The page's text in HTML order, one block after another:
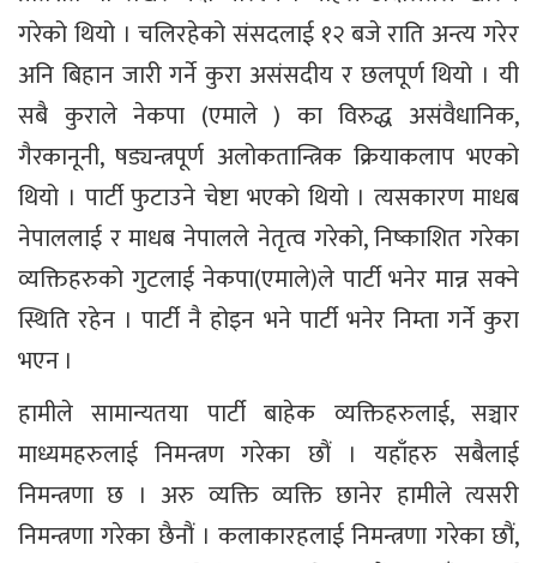
गरेको थियो । चलिरहेको संसदलाई १२ बजे राति अन्त्य गरेर
अनि बिहान जारी गर्ने कुरा असंसदीय र छलपूर्ण थियो । यी
सबै कुराले नेकपा (एमाले ) का विरुद्ध असंवैधानिक,
गैरकानूनी, षड्यन्त्रपूर्ण अलोकतान्त्रिक क्रियाकलाप भएको
थियो । पार्टी फुटाउने चेष्टा भएको थियो । त्यसकारण माधब
नेपाललाई र माधब नेपालले नेतृत्व गरेको, निष्काशित गरेका
व्यक्तिहरुको गुटलाई नेकपा(एमाले)ले पार्टी भनेर मान्न सक्ने
स्थिति रहेन । पार्टी नै होइन भने पार्टी भनेर निम्ता गर्ने कुरा
भएन ।
हामीले सामान्यतया पार्टी बाहेक व्यक्तिहरुलाई, सञ्चार
माध्यमहरुलाई निमन्त्रण गरेका छौं । यहाँहरु सबैलाई
निमन्त्रणा छ । अरु व्यक्ति व्यक्ति छानेर हामीले त्यसरी
निमन्त्रणा गरेका छैनौं । कलाकारहलाई निमन्त्रणा गरेका छौं,